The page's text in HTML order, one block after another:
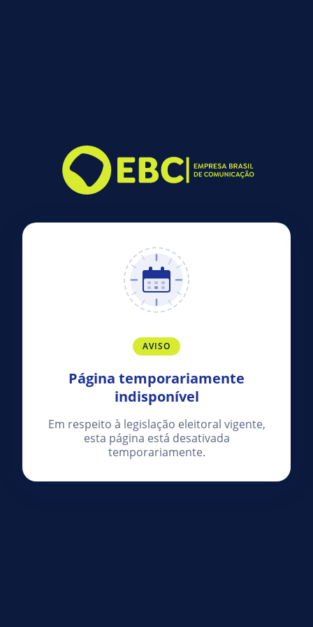
AVISO
Página temporariamente
indisponível
Em respeito à legislação eleitoral vigente,
esta página está desativada
temporariamente.